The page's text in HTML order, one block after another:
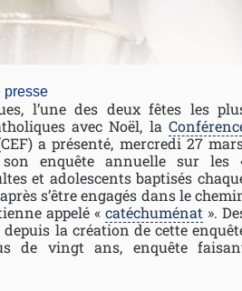
presse
l’une des deux fêtes les
avec Noël, la
a présenté, mercredi 27
enquête annuelle sur les
et adolescents baptisés
s’être engagés dans le
appelé « catéchuménat ».
la création de cette
de vingt ans, enquête